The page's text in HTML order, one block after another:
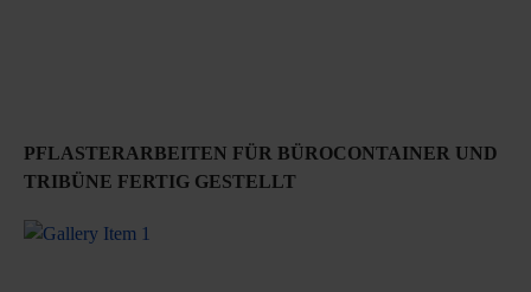
PFLASTERARBEITEN FÜR BÜROCONTAINER UND
TRIBÜNE FERTIG GESTELLT